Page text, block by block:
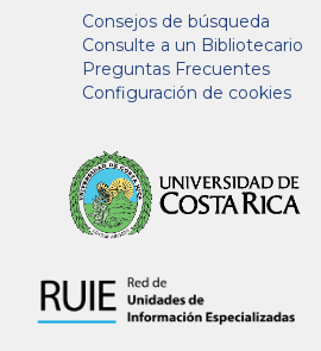
Consejos de búsqueda
Consulte a un Bibliotecario
Preguntas Frecuentes
Configuración de cookies